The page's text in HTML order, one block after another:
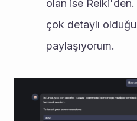
olan ise Reiki'den.
çok detaylı olduğu
paylaşıyorum.